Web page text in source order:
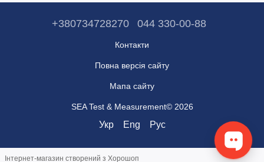
+380734728270 044 330-00-88
Контакти
Повна версія сайту
Мапа сайту
SEA Test & Measurement© 2026
Укр Eng Рус
Інтернет-магазин створений з Хорошоп